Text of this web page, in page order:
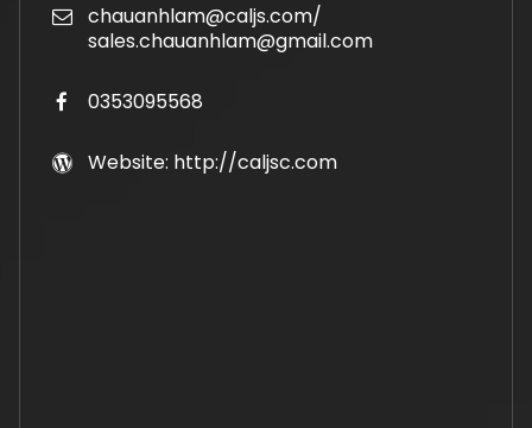
chauanhlam@caljs.com/
sales.chauanhlam@gmail.com
0353095568
Website: http://caljsc.com